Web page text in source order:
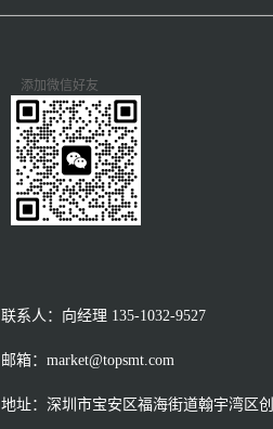
添加微信好友
联系人：向经理 135-1032-9527
邮箱：market@topsmt.com
地址：深圳市宝安区福海街道翰宇湾区